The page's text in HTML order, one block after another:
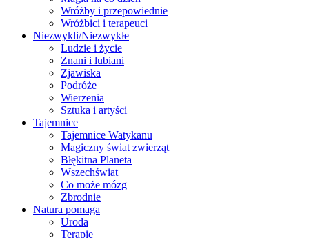
Wróżby i przepowiednie
Wróżbici i terapeuci
Niezwykli/Niezwykłe
Ludzie i życie
Znani i lubiani
Zjawiska
Podróże
Wierzenia
Sztuka i artyści
Tajemnice
Tajemnice Watykanu
Magiczny świat zwierząt
Błękitna Planeta
Wszechświat
Co może mózg
Zbrodnie
Natura pomaga
Uroda
Terapie